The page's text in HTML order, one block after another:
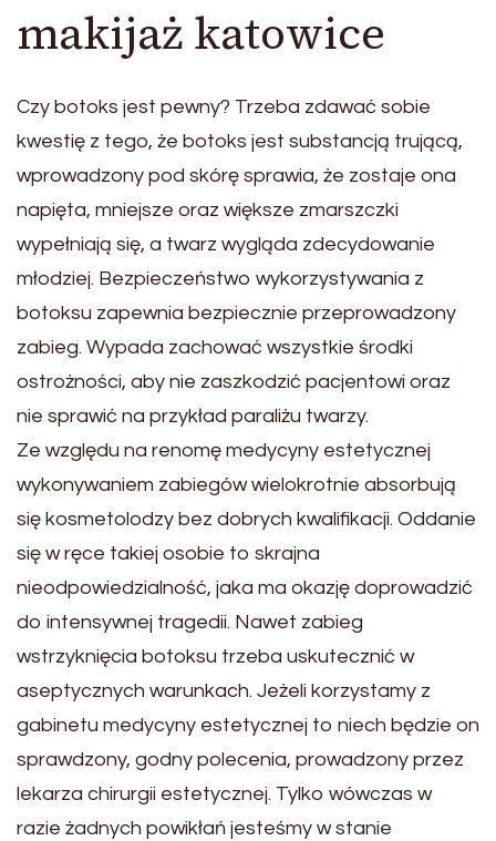
makijaż katowice
Czy botoks jest pewny? Trzeba zdawać sobie
kwestię z tego, że botoks jest substancją trującą,
wprowadzony pod skórę sprawia, że zostaje ona
napięta, mniejsze oraz większe zmarszczki
wypełniają się, a twarz wygląda zdecydowanie
młodziej. Bezpieczeństwo wykorzystywania z
botoksu zapewnia bezpiecznie przeprowadzony
zabieg. Wypada zachować wszystkie środki
ostrożności, aby nie zaszkodzić pacjentowi oraz
nie sprawić na przykład paraliżu twarzy.
Ze względu na renomę medycyny estetycznej
wykonywaniem zabiegów wielokrotnie absorbują
się kosmetolodzy bez dobrych kwalifikacji. Oddanie
się w ręce takiej osobie to skrajna
nieodpowiedzialność, jaka ma okazję doprowadzić
do intensywnej tragedii. Nawet zabieg
wstrzyknięcia botoksu trzeba uskutecznić w
aseptycznych warunkach. Jeżeli korzystamy z
gabinetu medycyny estetycznej to niech będzie on
sprawdzony, godny polecenia, prowadzony przez
lekarza chirurgii estetycznej. Tylko wówczas w
razie żadnych powikłań jesteśmy w stanie